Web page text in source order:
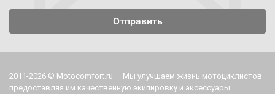
2011-2026 © Motocomfort.ru — Мы улучшаем жизнь мотоциклистов
предоставляя им качественную экипировку и аксессуары.